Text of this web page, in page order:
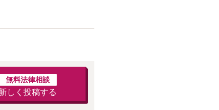
無料法律相談
しく投稿する